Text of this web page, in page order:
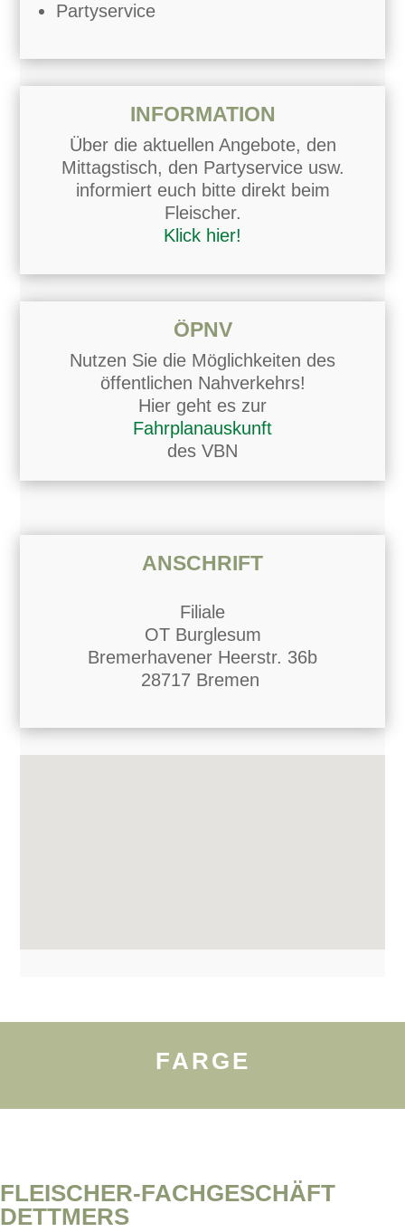
Partyservice
INFORMATION
Über die aktuellen Angebote, den
Mittagstisch, den Partyservice usw.
informiert euch bitte direkt beim
Fleischer.
Klick hier!
ÖPNV
Nutzen Sie die Möglichkeiten des
öffentlichen Nahverkehrs!
Hier geht es zur
Fahrplanauskunft
des VBN
ANSCHRIFT
Filiale
OT Burglesum
Bremerhavener Heerstr. 36b
28717 Bremen
FARGE
FLEISCHER-FACHGESCHÄFT
DETTMERS